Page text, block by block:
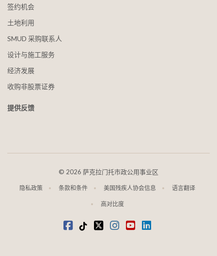
签约机会
土地利用
SMUD 采购联系人
设计与施工服务
经济发展
收购非股票证券
提供反馈
© 2026 萨克拉门托市政公用事业区
隐私政策 条款和条件 美国残疾人协会信息 语言翻译
高对比度
在 Facebook 上
抖音叽叽喳喳
Instagram
视频LinkedIn